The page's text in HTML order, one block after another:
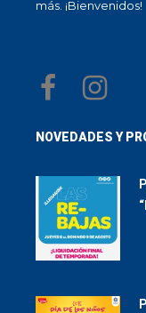
más. ¡Bienvenidos!
NOVEDADES Y